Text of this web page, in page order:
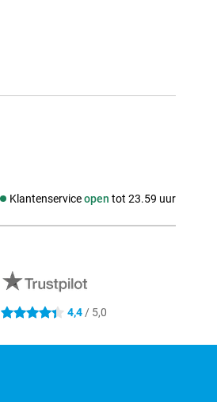
Klantenserviceopen tot 23.59 uur
4.4 sterren 4,4 / 5,0